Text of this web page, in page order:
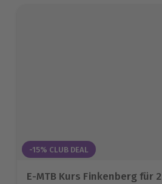
-15% CLUB DEAL
E-MTB Kurs Finkenberg für 2